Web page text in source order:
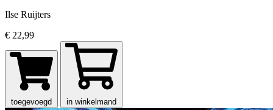
Ilse Ruijters
€ 22,99
toegevoegd in winkelmand